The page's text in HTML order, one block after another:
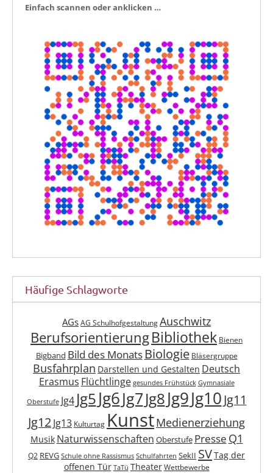
Ein­fach scan­nen oder anklicken …
Häufige Schlagworte
AGs AG Schulhofgestaltung Auschwitz
BerufsorientierungBibliothek Bienen
Bigband Bild des Monats Biologie Bläsergruppe
Busfahrplan Darstellen und Gestalten Deutsch
Erasmus Flüchtlinge gesundes Frühstück Gymnasiale
Oberstufe Jg4 Jg5Jg6Jg7Jg8Jg9Jg10Jg11
Jg12Jg13 Kulturtag KunstMedienerziehung
Musik Naturwissenschaften Oberstufe Presse Q1
Q2 REVG Schule ohne Rassismus Schulfahrten SekII SVTag der
offenen Tür TaTü Theater Wettbewerbe